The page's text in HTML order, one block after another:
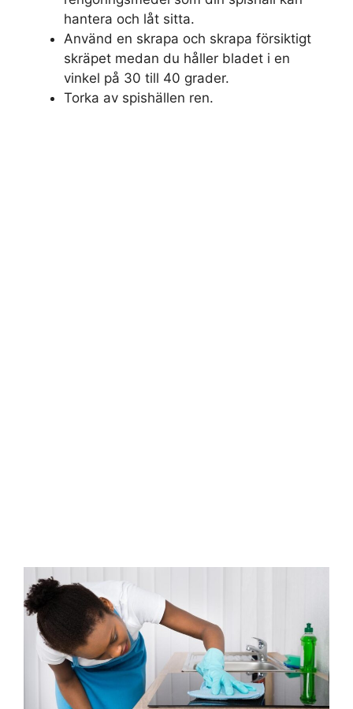
hantera och låt sitta.
Använd en skrapa och skrapa försiktigt
skräpet medan du håller bladet i en
vinkel på 30 till 40 grader.
Torka av spishällen ren.